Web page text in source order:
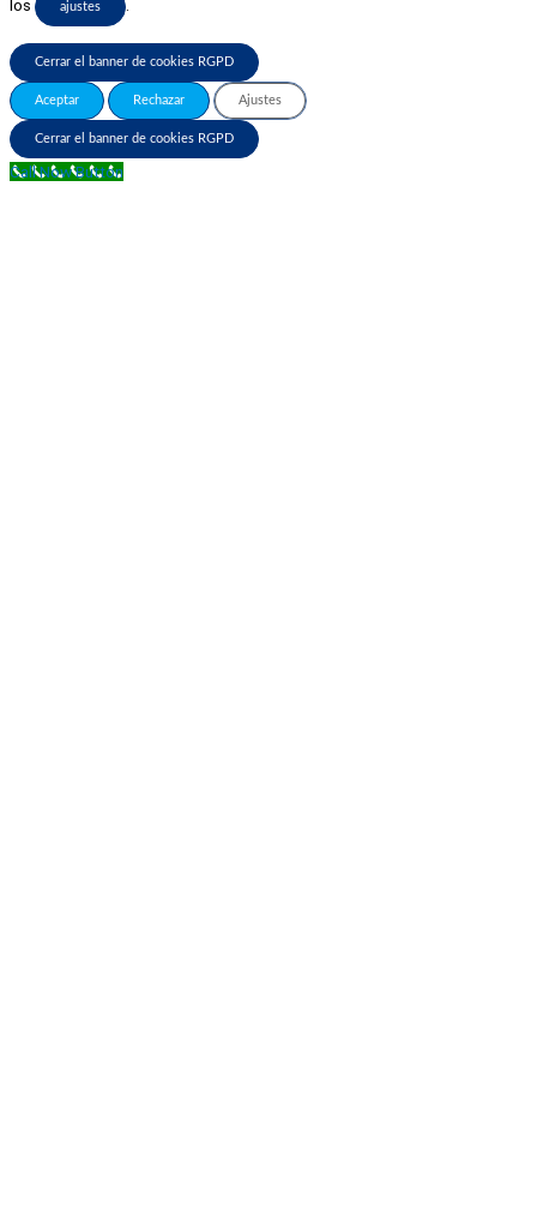
los ajustes
Cerrar el banner de cookies RGPD
Aceptar Rechazar Ajustes
Cerrar el banner de cookies RGPD
Call Now Button